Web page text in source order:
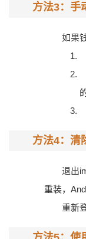
方法3：手
如果
方法4：清
退出
重装，
重新